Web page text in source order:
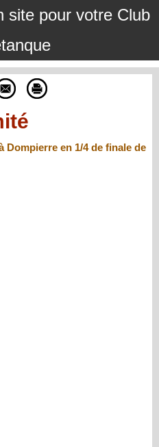
site pour votre Club
Dompierre en 1/4 de finale de